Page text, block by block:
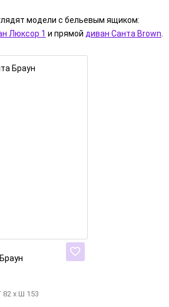
модели с бельевым ящиком:
Люксор 1 и прямой диван Санта Brown
82 x Ш 153